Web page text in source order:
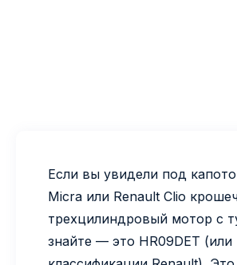
Если вы увидели под
Micra или Renault Clio
трехцилиндровый мотор с
знайте — это HR09DET (или